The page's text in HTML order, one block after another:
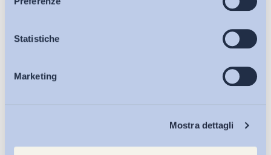
Statistiche
Marketing
Mostra dettagli
Osservatori
Eventi
Ho letto e Accetto il trattamento dei dati personali descritti
Iscriviti